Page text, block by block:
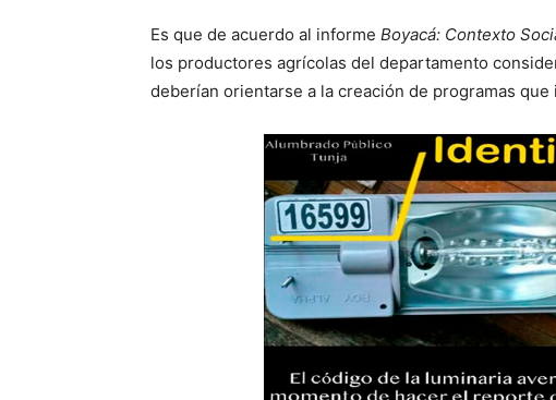
Es que de acuerdo al informe Boyacá: Contexto
los productores agrícolas del departamento
deberían orientarse a la creación de programas